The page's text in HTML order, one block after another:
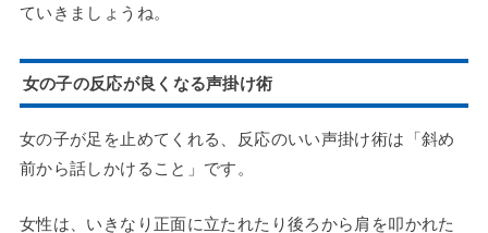
ていきましょうね。
女の子の反応が良くなる声掛け術
女の子が足を止めてくれる、反応のいい声掛け術は「斜め
前から話しかけること」です。
女性は、いきなり正面に立たれたり後ろから肩を叩かれた